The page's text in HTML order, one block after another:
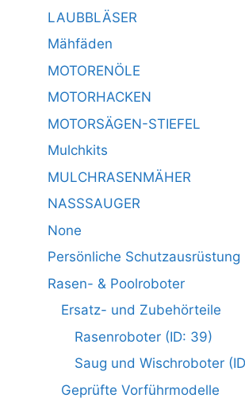
LAUBBLÄSER
Mähfäden
MOTORENÖLE
MOTORHACKEN
MOTORSÄGEN-STIEFEL
Mulchkits
MULCHRASENMÄHER
NASSSAUGER
None
Persönliche Schutzausrüstung
Rasen- & Poolroboter
Ersatz- und Zubehörteile
Rasenroboter (ID: 39)
Saug und Wischroboter
Geprüfte Vorführmodelle